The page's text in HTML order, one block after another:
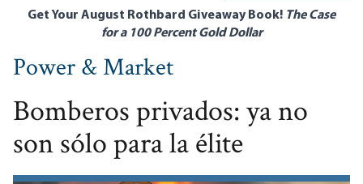
Get Your August Rothbard Giveaway Book! The Case
for a 100 Percent Gold Dollar
Power & Market
Bomberos privados: ya no
son sólo para la élite